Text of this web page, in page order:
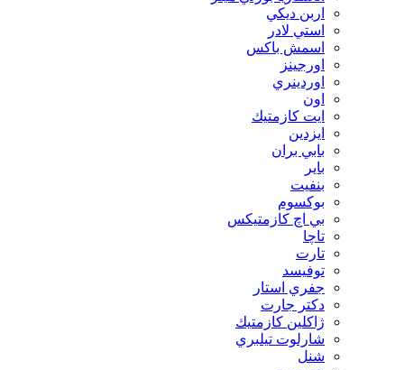
اربن ديكي
استي لادر
اسمش باكس
اورجينز
اوردينري
اون
ايت كازمتيك
ايزدين
بابي بران
بایر
بنفيت
بوكسوم
بي اچ كازمتيكس
تاچا
تارت
توفيسد
جفري استار
دكتر جارت
ژاكلين كازمتيك
شارلوت تيلبري
شنل